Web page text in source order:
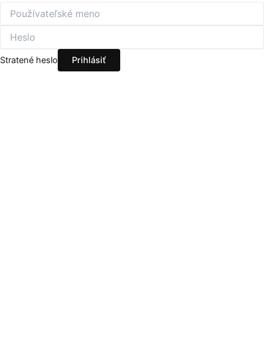
Stratené heslo